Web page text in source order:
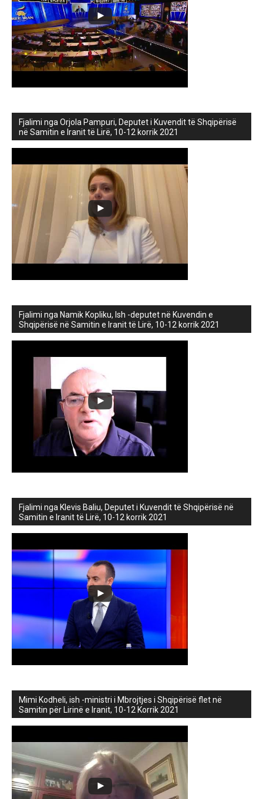
Fjalimi nga Orjola Pampuri, Deputet i Kuvendit të Shqipërisë
në Samitin e Iranit të Lirë, 10-12 korrik 2021
Fjalimi nga Namik Kopliku, Ish -deputet në Kuvendin e
Shqipërisë në Samitin e Iranit të Lirë, 10-12 korrik 2021
Fjalimi nga Klevis Baliu, Deputet i Kuvendit të Shqipërisë në
Samitin e Iranit të Lirë, 10-12 korrik 2021
Mimi Kodheli, ish -ministri i Mbrojtjes i Shqipërisë flet në
Samitin për Lirinë e Iranit, 10-12 Korrik 2021